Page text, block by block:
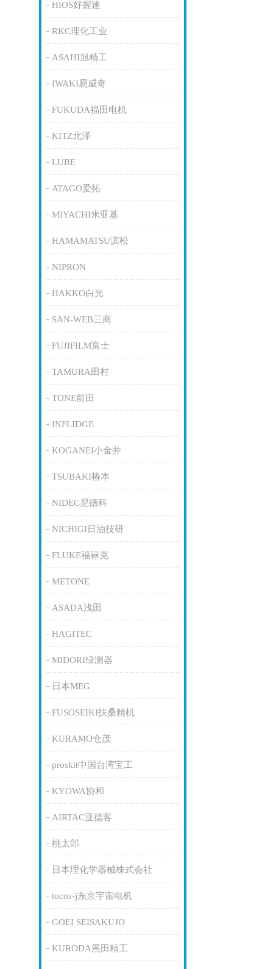
HIOS好握速
RKC理化工业
ASAHI旭精工
IWAKI易威奇
FUKUDA福田电机
KITZ北泽
LUBE
ATAGO爱拓
MIYACHI米亚基
HAMAMATSU滨松
NIPRON
HAKKO白光
SAN-WEB三商
FUJIFILM富士
TAMURA田村
TONE前田
INFLIDGE
KOGANEI小金井
TSUBAKI椿本
NIDEC尼德科
NICHIGI日油技研
FLUKE福禄克
METONE
ASADA浅田
HAGITEC
MIDORI绿测器
日本MEG
FUSOSEIKI扶桑精机
KURAMO仓茂
proskit中国台湾宝工
KYOWA协和
AIRTAC亚德客
桃太郎
日本理化学器械株式会社
tocos-j东京宇宙电机
GOEI SEISAKUJO
KURODA黑田精工